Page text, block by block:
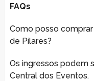
FAQs
Como posso
de Pilares?
Os ingressos podem
Central dos Eventos.